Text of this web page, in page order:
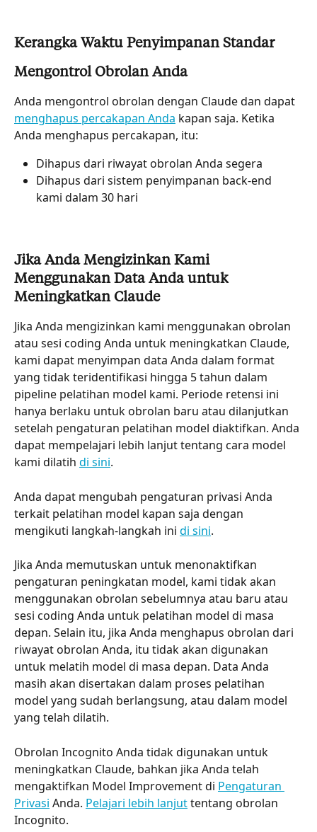
Kerangka Waktu Penyimpanan Standar
Mengontrol Obrolan Anda
Anda mengontrol obrolan dengan Claude dan dapat
menghapus percakapan Anda kapan saja. Ketika
Anda menghapus percakapan, itu:
Dihapus dari riwayat obrolan Anda segera
Dihapus dari sistem penyimpanan back-end
kami dalam 30 hari
Jika Anda Mengizinkan Kami
Menggunakan Data Anda untuk
Meningkatkan Claude
Jika Anda mengizinkan kami menggunakan obrolan
atau sesi coding Anda untuk meningkatkan Claude,
kami dapat menyimpan data Anda dalam format
yang tidak teridentifikasi hingga 5 tahun dalam
pipeline pelatihan model kami. Periode retensi ini
hanya berlaku untuk obrolan baru atau dilanjutkan
setelah pengaturan pelatihan model diaktifkan. Anda
dapat mempelajari lebih lanjut tentang cara model
kami dilatih di sini.
Anda dapat mengubah pengaturan privasi Anda
terkait pelatihan model kapan saja dengan
mengikuti langkah-langkah ini di sini.
Jika Anda memutuskan untuk menonaktifkan
pengaturan peningkatan model, kami tidak akan
menggunakan obrolan sebelumnya atau baru atau
sesi coding Anda untuk pelatihan model di masa
depan. Selain itu, jika Anda menghapus obrolan dari
riwayat obrolan Anda, itu tidak akan digunakan
untuk melatih model di masa depan. Data Anda
masih akan disertakan dalam proses pelatihan
model yang sudah berlangsung, atau dalam model
yang telah dilatih.
Obrolan Incognito Anda tidak digunakan untuk
meningkatkan Claude, bahkan jika Anda telah
mengaktifkan Model Improvement di Pengaturan
Privasi Anda. Pelajari lebih lanjut tentang obrolan
Incognito.